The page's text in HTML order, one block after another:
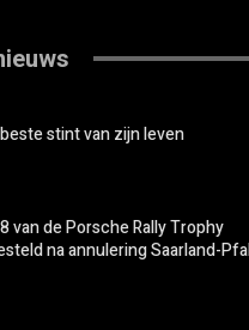
stint van zijn leven
van de Porsche Rally Trophy
na annulering Saarland-